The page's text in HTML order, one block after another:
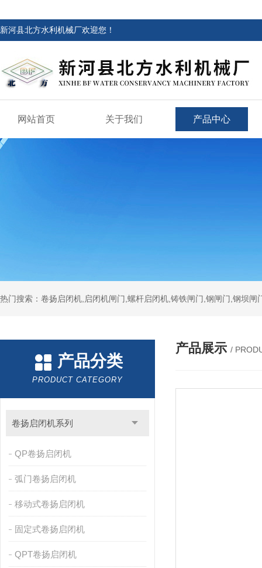
新河县北方水利机械厂欢迎您！
网站首页 关于我们 产品中心
热门搜索：卷扬启闭机,启闭机闸门,螺杆启闭机,铸铁闸门,钢闸门,钢坝
产品分类
PRODUCT CATEGORY
卷扬启闭机系列
QP卷扬启闭机
弧门卷扬启闭机
移动式卷扬启闭机
固定式卷扬启闭机
QPT卷扬启闭机
产品展示 /